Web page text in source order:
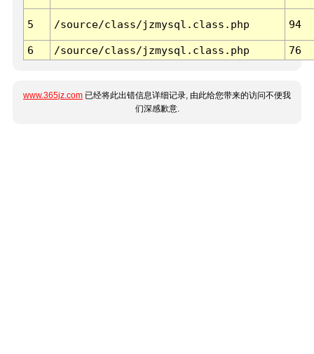
5 /source/class/jzmysql.class.php 94
6 /source/class/jzmysql.class.php 76
www.365jz.com 已经将此出错信息详细记录, 由此给您带来的访问不便我
们深感歉意.